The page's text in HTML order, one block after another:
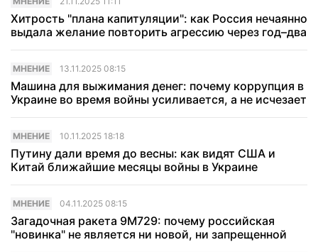
Хитрость "плана капитуляции": как Россия нечаянно
выдала желание повторить агрессию через год–два
МНЕНИЕ 13.11.2025 08:15
Машина для выжимания денег: почему коррупция в
Украине во время войны усиливается, а не исчезает
МНЕНИЕ 10.11.2025 18:18
Путину дали время до весны: как видят США и
Китай ближайшие месяцы войны в Украине
МНЕНИЕ 04.11.2025 08:15
Загадочная ракета 9М729: почему российская
"новинка" не является ни новой, ни запрещенной